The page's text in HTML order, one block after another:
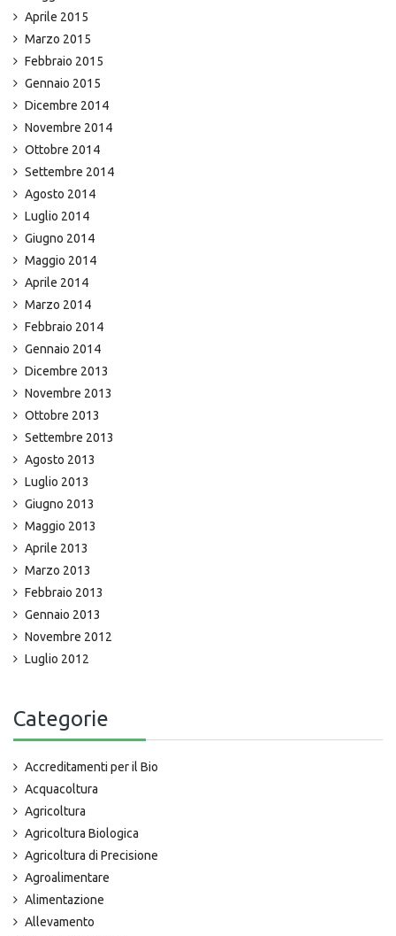
Aprile 2015
Marzo 2015
Febbraio 2015
Gennaio 2015
Dicembre 2014
Novembre 2014
Ottobre 2014
Settembre 2014
Agosto 2014
Luglio 2014
Giugno 2014
Maggio 2014
Aprile 2014
Marzo 2014
Febbraio 2014
Gennaio 2014
Dicembre 2013
Novembre 2013
Ottobre 2013
Settembre 2013
Agosto 2013
Luglio 2013
Giugno 2013
Maggio 2013
Aprile 2013
Marzo 2013
Febbraio 2013
Gennaio 2013
Novembre 2012
Luglio 2012
Categorie
Accreditamenti per il Bio
Acquacoltura
Agricoltura
Agricoltura Biologica
Agricoltura di Precisione
Agroalimentare
Alimentazione
Allevamento